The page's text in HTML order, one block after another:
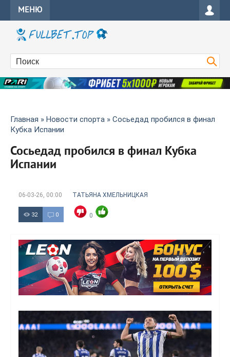
МЕНЮ
Главная » Новости спорта » Сосьедад пробился в финал
Кубка Испании
Сосьедад пробился в финал Кубка
Испании
06-03-26, 00:00 ТАТЬЯНА ХМЕЛЬНИЦКАЯ
32 0 0